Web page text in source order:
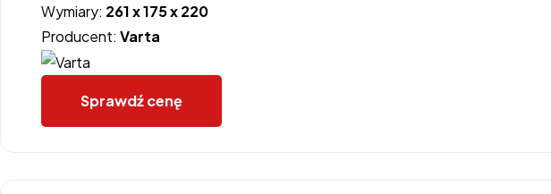
Wymiary: 261 x 175 x 220
Producent: Varta
Sprawdź cenę